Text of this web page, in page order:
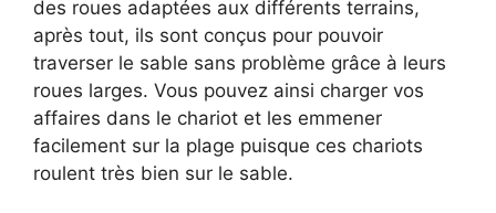
des roues adaptées aux différents terrains,
après tout, ils sont conçus pour pouvoir
traverser le sable sans problème grâce à leurs
roues larges. Vous pouvez ainsi charger vos
affaires dans le chariot et les emmener
facilement sur la plage puisque ces chariots
roulent très bien sur le sable.